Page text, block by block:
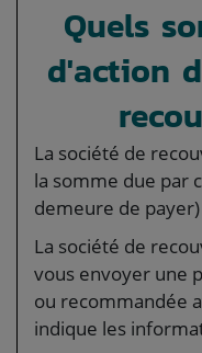
Quels
d'action
La société de
la somme due par
demeure de
La société de
vous envoyer une
ou recommandée
indique les